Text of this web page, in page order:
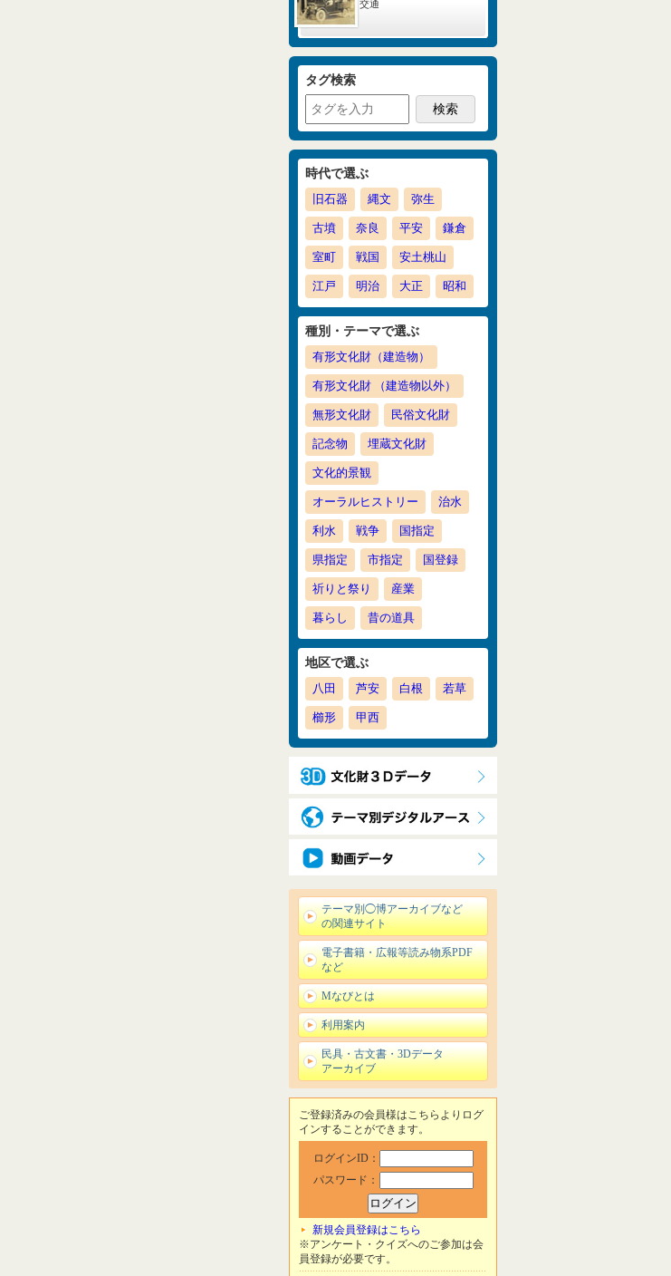
交通
タグ検索
時代で選ぶ
旧石器 縄文 弥生
古墳 奈良 平安 鎌倉
室町 戦国 安土桃山
江戸 明治 大正 昭和
種別・テーマで選ぶ
有形文化財（建造物）
有形文化財 （建造物以外）
無形文化財 民俗文化財
記念物 埋蔵文化財
文化的景観
オーラルヒストリー 治水
利水 戦争 国指定
県指定 市指定 国登録
祈りと祭り 産業
暮らし 昔の道具
地区で選ぶ
八田 芦安 白根 若草
櫛形 甲西
テーマ別◯博アーカイブなど
の関連サイト
電子書籍・広報等読み物系PDF
など
Mなびとは
利用案内
民具・古文書・3Dデータ
アーカイブ
ご登録済みの会員様はこちらよりログ
インすることができます。
ログインID：
パスワード：
新規会員登録はこちら
※アンケート・クイズへのご参加は会
員登録が必要です。